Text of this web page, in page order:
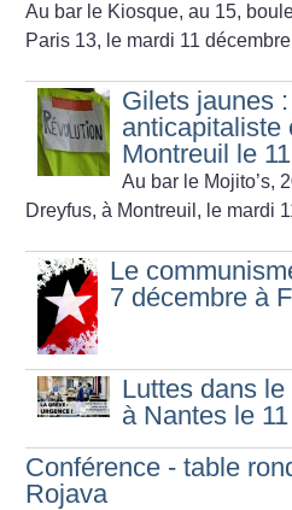
Au bar le Kiosque, au 15,
Paris 13, le mardi 11
Gilets jaunes
anticapitaliste
Montreuil le
Au bar le Mojito’s,
Dreyfus, à Montreuil, le mardi
Le
7 décembre à
Luttes dans
à Nantes le
Conférence - table
Rojava